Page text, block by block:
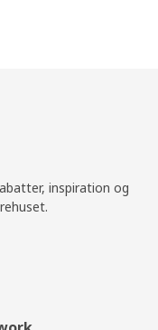
inspiration og